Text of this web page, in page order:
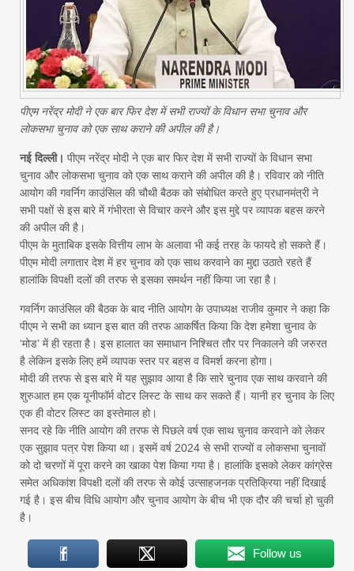
पीएम नरेंद्र मोदी ने एक बार फिर देश में सभी राज्यों के विधान सभा चुनाव और
लोकसभा चुनाव को एक साथ कराने की अपील की है।
नई दिल्ली। पीएम नरेंद्र मोदी ने एक बार फिर देश में सभी राज्यों के विधान सभा
चुनाव और लोकसभा चुनाव को एक साथ कराने की अपील की है। रविवार को नीति
आयोग की गवर्निग काउंसिल की चौथी बैठक को संबोधित करते हुए प्रधानमंत्री ने
सभी पक्षों से इस बारे में गंभीरता से विचार करने और इस मुद्दे पर व्यापक बहस करने
की अपील की है।
पीएम के मुताबिक इसके वित्तीय लाभ के अलावा भी कई तरह के फायदे हो सकते हैं।
पीएम मोदी लगातार देश में हर चुनाव को एक साथ करवाने का मुद्दा उठाते रहते हैं
हालांकि विपक्षी दलों की तरफ से इसका समर्थन नहीं किया जा रहा है।
गवर्निग काउंसिल की बैठक के बाद नीति आयोग के उपाध्यक्ष राजीव कुमार ने कहा कि
पीएम ने सभी का ध्यान इस बात की तरफ आकर्षित किया कि देश हमेशा चुनाव के
‘मोड’ में ही रहता है। इस हालात का समाधान निश्चित तौर पर निकालने की जरुरत
है लेकिन इसके लिए हमें व्यापक स्तर पर बहस व विमर्श करना होगा।
मोदी की तरफ से इस बारे में यह सुझाव आया है कि सारे चुनाव एक साथ करवाने की
शुरुआत हम एक यूनीफॉर्म वोटर लिस्ट के साथ कर सकते हैं। यानी हर चुनाव के लिए
एक ही वोटर लिस्ट का इस्तेमाल हो।
सनद रहे कि नीति आयोग की तरफ से पिछले वर्ष एक साथ चुनाव करवाने को लेकर
एक सुझाव पत्र पेश किया था। इसमें वर्ष 2024 से सभी राज्यों व लोकसभा चुनावों
को दो चरणों में पूरा करने का खाका पेश किया गया है। हालांकि इसको लेकर कांग्रेस
समेत अधिकांश विपक्षी दलों की तरफ से कोई उत्साहजनक प्रतिक्रिया नहीं दिखाई
गई है। इस बीच विधि आयोग और चुनाव आयोग के बीच भी एक दौर की चर्चा हो चुकी
है।
Follow us